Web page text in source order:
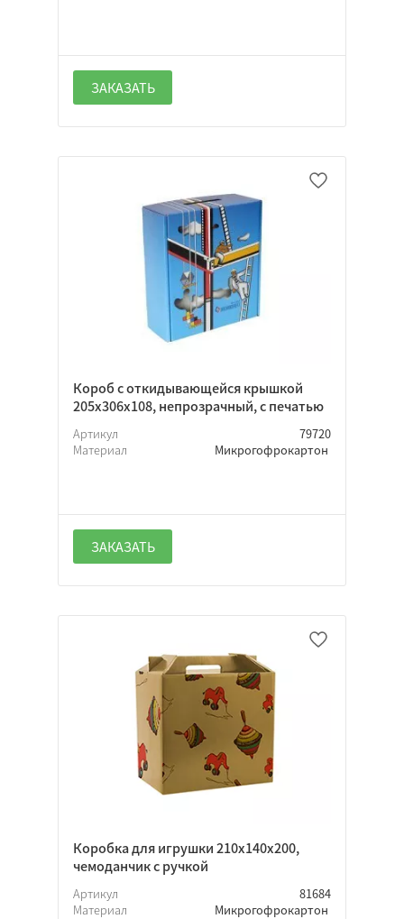
ЗАКАЗАТЬ
Короб с откидывающейся крышкой
205х306х108, непрозрачный, с печатью
Артикул
79720
Материал
Микрогофрокартон
ЗАКАЗАТЬ
Коробка для игрушки 210х140х200,
чемоданчик с ручкой
Артикул
81684
Материал
Микрогофрокартон